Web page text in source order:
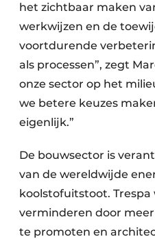
het zichtbaar maken
werkwijzen en de
voortdurende
als processen”, zegt
onze sector op het
we betere keuzes
eigenlijk.”
De bouwsector is
van de wereldwijde
koolstofuitstoot.
verminderen door
te promoten en